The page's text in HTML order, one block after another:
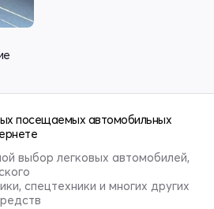
посещаемых автомобильных
выбор легковых автомобилей,
спецтехники и многих других